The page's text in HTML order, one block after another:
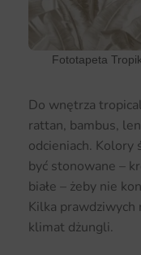
Fototapeta
Do wnętrza
rattan, bambus,
odcieniach.
być stonowane –
białe – żeby nie
Kilka prawdziwych
klimat dżungli.